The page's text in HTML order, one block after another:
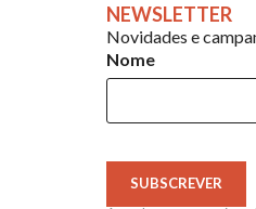
NEWSLETTER
Novidades e
Nome
SUBSCREVER